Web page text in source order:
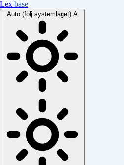
Lex base
Auto (följ systemläget) A